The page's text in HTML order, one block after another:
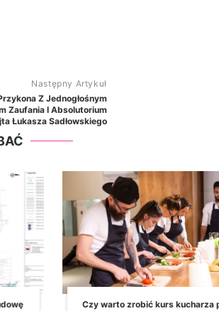
Następny Artykuł
Z Jednogłośnym
Zaufania I Absolutorium
Łukasza Sadłowskiego
Czy warto zrobić kurs kucharza po